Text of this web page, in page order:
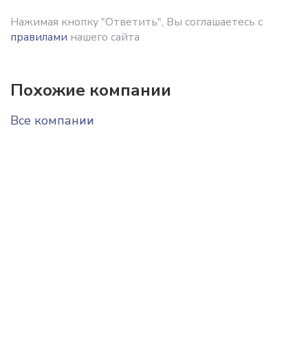
Нажимая кнопку "Ответить", Вы соглашаетесь с
правилами нашего сайта
Похожие компании
Все компании